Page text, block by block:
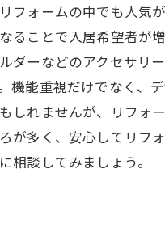
フォームの中でも人気
ることで入居希望者が
ダーなどのアクセサリ
機能重視だけでなく、
しれませんが、リフォ
が多く、安心してリフ
相談してみましょう。